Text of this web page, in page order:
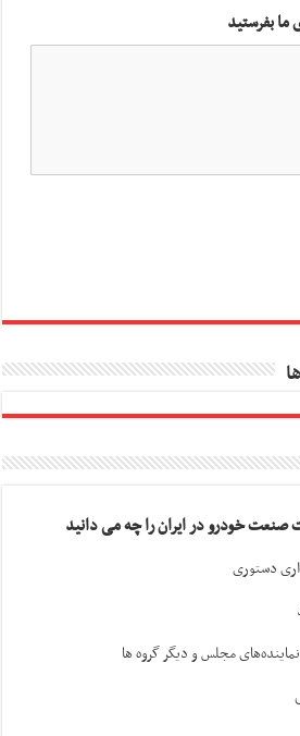
ما بفرستید
صنعت خودرو در ایران را چه می دانید
دستوری
مجلس و دیگر گروه ها